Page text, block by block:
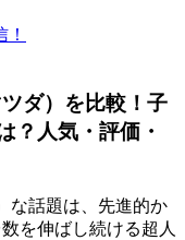
ダ）を比較！子
？人気・評価・
な話題は、先進的か
を伸ばし続ける超人